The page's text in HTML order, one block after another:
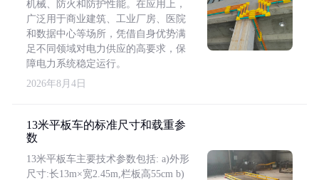
机械、防火和防护性能。在应用上，
广泛用于商业建筑、工业厂房、医院
和数据中心等场所，凭借自身优势满
足不同领域对电力供应的高要求，保
障电力系统稳定运行。
2026年8月4日
13米平板车的标准尺寸和载重参
数
13米平板车主要技术参数包括: a)外形
尺寸:长13m×宽2.45m,栏板高55cm b)